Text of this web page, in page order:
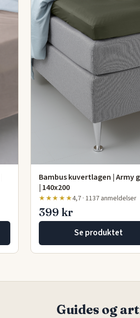
Bambus kuvertlagen | Army
| 140x200
★★★★★4,7 · 1137 anmeldelser
399 kr
Se produktet
Guides og